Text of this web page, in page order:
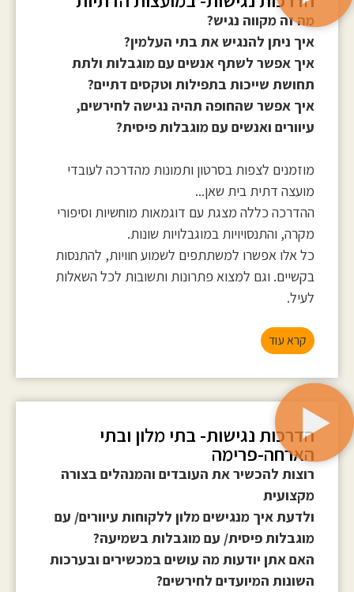
מה זה מקווה נגיש?
איך ניתן להנגיש את בתי העלמין?
איך אפשר לשתף אנשים עם מוגבלות ולתת
תחושת שייכות בתפילות וטקסים דתיים?
איך אפשר שהחופה תהיה נגישה לחירשים,
עיוורים ואנשים עם מוגבלות פיסית?
מוזמנים לצפות בסרטון ותמונות מהדרכה לעובדי
מועצה דתית בית שאן...
ההדרכה כללה מצגת עם דוגמאות מוחשיות וסיפורי
מקרה, והתנסויויות במוגבלויות שונות.
כל אלו אפשרו למשתתפים לשמוע חוויות, להתנסות
בקשיים. וגם למצוא פתרונות ותשובות לכל השאלות
לעיל.
קרא עוד
הדרכות נגישות- בתי מלון ובתי
הארחה-פרימה
רוצות להכשיר את העובדים והמנהלים בצורה
מקצועית
ולדעת איך מנגישים מלון ללקוחות עיוורים/ עם
מוגבלות פיסית/ עם מוגבלות בשמיעה?
האם אתן יודעות מה עושים במכשירים ובערכות
השונות המיועדים לחירשים?